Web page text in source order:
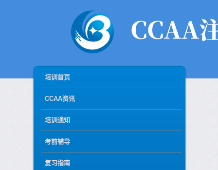
SKIP TO PRIMARY CONTENT
SKIP TO SECONDARY CONTENT
培训首页
CCAA资讯
培训通知
考前辅导
复习指南